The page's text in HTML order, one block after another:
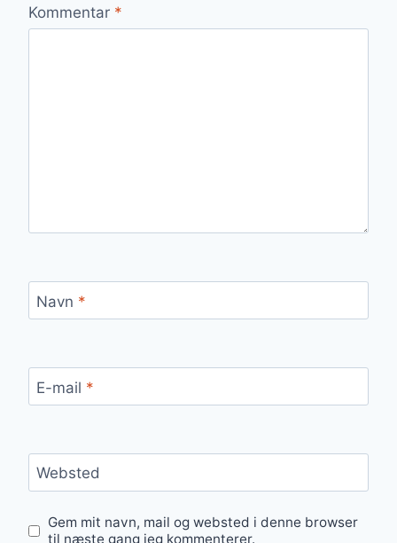
Kommentar *
Navn *
E-mail *
Websted
Gem mit navn, mail og websted i denne browser
til næste gang jeg kommenterer.